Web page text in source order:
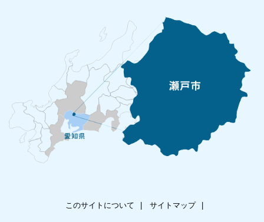
このサイトについて サイトマップ